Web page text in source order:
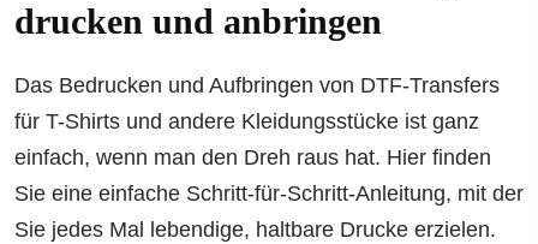
drucken und anbringen
Das Bedrucken und Aufbringen von DTF-Transfers
für T-Shirts und andere Kleidungsstücke ist ganz
einfach, wenn man den Dreh raus hat. Hier finden
Sie eine einfache Schritt-für-Schritt-Anleitung, mit der
Sie jedes Mal lebendige, haltbare Drucke erzielen.